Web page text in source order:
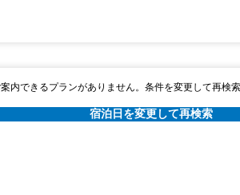
内できるプランがありません。条件を変更して再検索
宿泊日を変更して再検索